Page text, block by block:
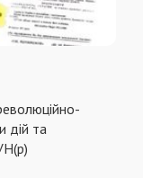
дій та